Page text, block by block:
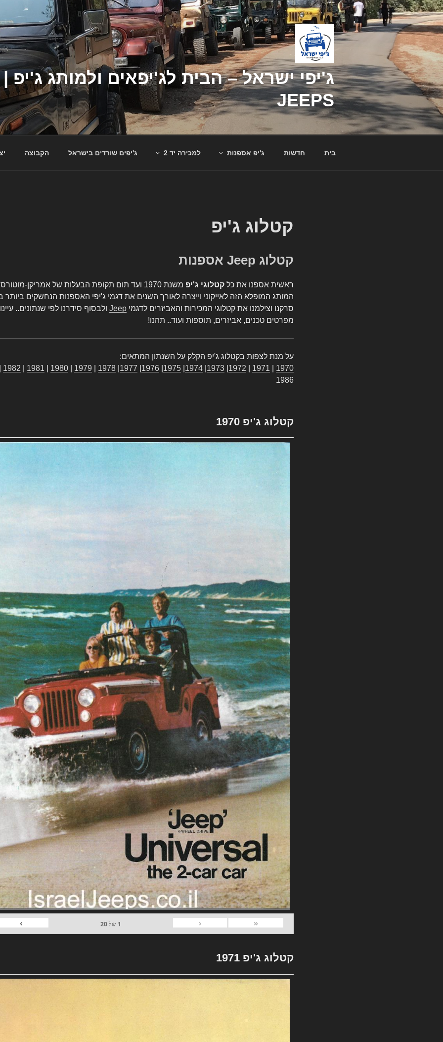
דילוג
לתוכן
JEEPS
בית חדשות ג'יפ אספנות למכירה יד 2 ג'יפים שורדים בישראל הקבוצה
קטלוג ג'יפ
קטלוג Jeep אספנות
ראשית אספנו את כל קטלוגי ג'יפ
משנת 1970 ועד תום תקופת הבעלות של אמריקן-
המותג המופלא הזה לאייקוני וייצרה לאורך השנים את דגמי ג'יפי האספנות הנחשקים
סרקנו וצילמנו את קטלוגי המכירות והאביזרים לדגמי Jeep ולבסוף סידרנו לפי שנתונים..
מפרטים טכנים, אביזרים, תוספות ועוד.. תהנו!
על מנת לצפות בקטלוג ג'יפ הקלק על השנתון המתאים:
1970
1971
1972
1973
1974
1975
1976
1977
1978
1979
1980
1981
1982
1986
קטלוג ג'יפ 1970
«
‹
1 של20
›
קטלוג ג'יפ 1971